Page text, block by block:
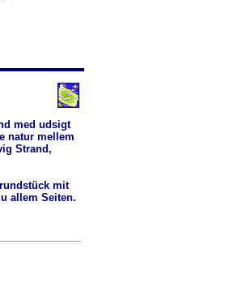
med udsigt
natur mellem
Strand,
mit
allem Seiten.